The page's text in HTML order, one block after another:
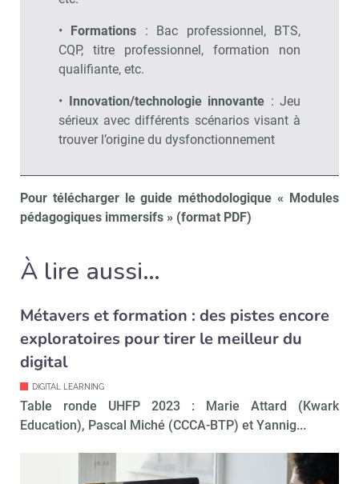
• Formations : Bac professionnel, BTS,
CQP, titre professionnel, formation non
qualifiante, etc.
• Innovation/technologie innovante : Jeu
sérieux avec différents scénarios visant à
trouver l’origine du dysfonctionnement
Pour télécharger le guide méthodologique « Modules
pédagogiques immersifs » (format PDF)
À lire aussi…
Métavers et formation : des pistes encore
exploratoires pour tirer le meilleur du
digital
DIGITAL LEARNING
Table ronde UHFP 2023 : Marie Attard (Kwark
Education), Pascal Miché (CCCA-BTP) et Yannig...
Valider
Non merci, je reçois déjà
!
tard